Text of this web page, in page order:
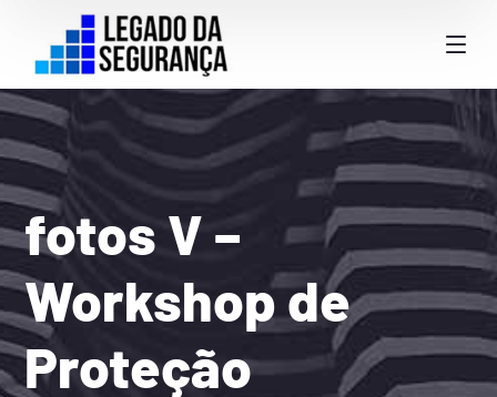
fotos V –
Workshop de
Proteção